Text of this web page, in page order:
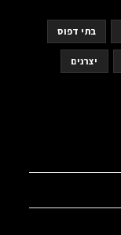
בתי דפוס
יצרנים